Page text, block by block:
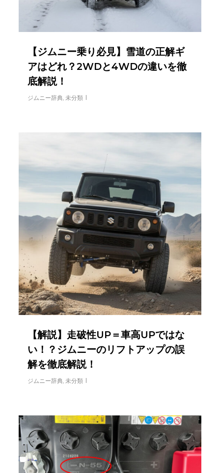
【ジムニー乗り必見】雪道の正解ギ
アはどれ？2WDと4WDの違いを徹
底解説！
ジムニー辞典 ,未分類
【解説】走破性UP＝車高UPではな
い！？ジムニーのリフトアップの誤
解を徹底解説！
ジムニー辞典,未分類